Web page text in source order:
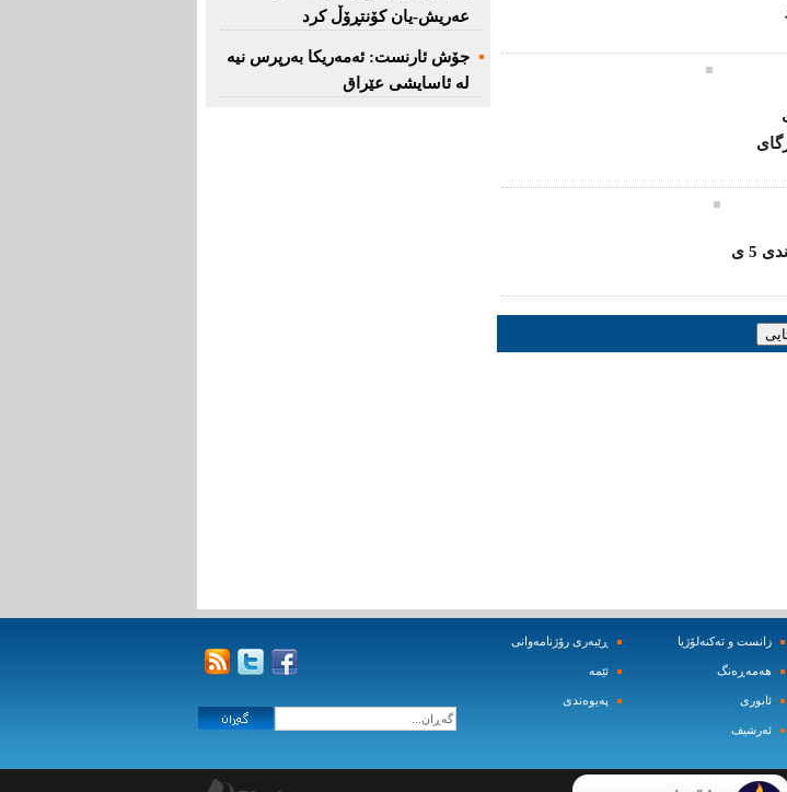
" پارتی‌ و یەكێتی‌ لەسەر پۆستێكی‌ سیادی‌ رێكناكەون " بەرپرسی‌ مەڵبەندی‌ 5 ی‌
عەریش-یان كۆنتڕۆڵ كرد
جۆش ئارنست: ئەمەریكا بەرپرس نیە
لە ئاسایشی عێراق
زانست و ته‌کنه‌لۆژیا
هه‌مه‌ڕه‌نگ
ئابوری
ئه‌رشیف
ڕێبه‌ری رۆژنامه‌وانی
ئێمه‌
په‌یوه‌ندی